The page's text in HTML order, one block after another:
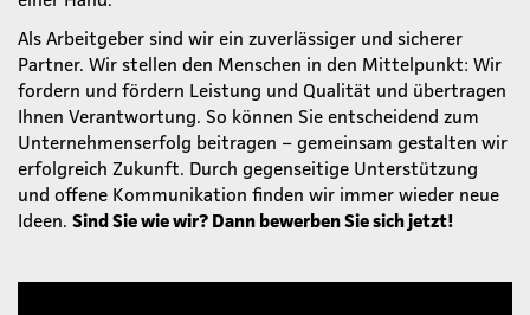
Als Arbeitgeber sind wir ein zuverlässiger und sicherer
Partner. Wir stellen den Menschen in den Mittelpunkt: Wir
fordern und fördern Leistung und Qualität und übertragen
Ihnen Verantwortung. So können Sie entscheidend zum
Unternehmenserfolg beitragen – gemeinsam gestalten wir
erfolgreich Zukunft. Durch gegenseitige Unterstützung
und offene Kommunikation finden wir immer wieder neue
Ideen. Sind Sie wie wir? Dann bewerben Sie sich jetzt!